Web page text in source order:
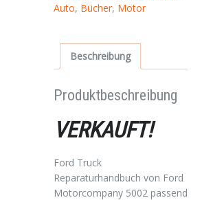
Auto, Bücher, Motor
Beschreibung
Produktbeschreibung
VERKAUFT!
Ford Truck
Reparaturhandbuch von Ford
Motorcompany 5002 passend